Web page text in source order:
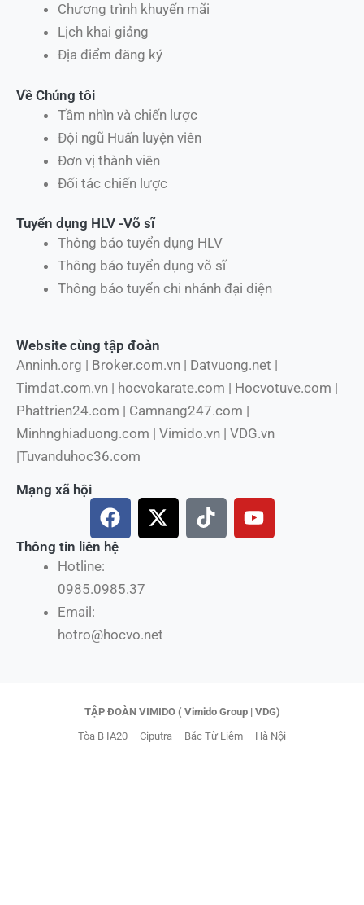
Chương trình khuyến mãi
Lịch khai giảng
Địa điểm đăng ký
Về Chúng tôi
Tầm nhìn và chiến lược
Đội ngũ Huấn luyện viên
Đơn vị thành viên
Đối tác chiến lược
Tuyển dụng HLV -Võ sĩ
Thông báo tuyển dụng HLV
Thông báo tuyển dụng võ sĩ
Thông báo tuyển chi nhánh đại diện
Website cùng tập đoàn
Anninh.org | Broker.com.vn | Datvuong.net |
Timdat.com.vn | hocvokarate.com | Hocvotuve.com |
Phattrien24.com | Camnang247.com |
Minhnghiaduong.com | Vimido.vn | VDG.vn
|Tuvanduhoc36.com
Hotline:
0985.0985.37
Email:
hotro@hocvo.net
Mạng xã hội
F
a
c
b
o
X
-
t
T
i
Y
o
Thông tin liên hệ
TẬP ĐOÀN VIMIDO ( Vimido Group | VDG)
Tòa B IA20 – Ciputra – Bắc Từ Liêm – Hà Nội